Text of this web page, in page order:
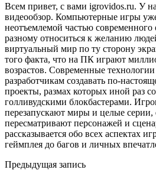
Всем привет, с вами igrovidos.ru. У
видеообзор. Компьютерные игры
неотъемлемой частью
разному относиться к желанию
виртуальный мир по ту сторону
того факта, что на ПК играют
возрастов. Современные
разработчикам создавать по-
проекты, размах которых иной раз
голливудскими блокбастерами.
перезапускают миры и целые серии,
пересматривают персонажей и
рассказывается обо всех аспектах
геймплея до багов и личных
Предыдущая запись